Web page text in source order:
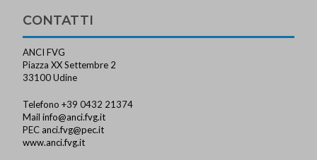
CONTATTI
ANCI FVG
Piazza XX Settembre 2
33100 Udine
Telefono +39 0432 21374
Mailinfo@anci.fvg.it
PEC anci.fvg@pec.it
www.anci.fvg.it